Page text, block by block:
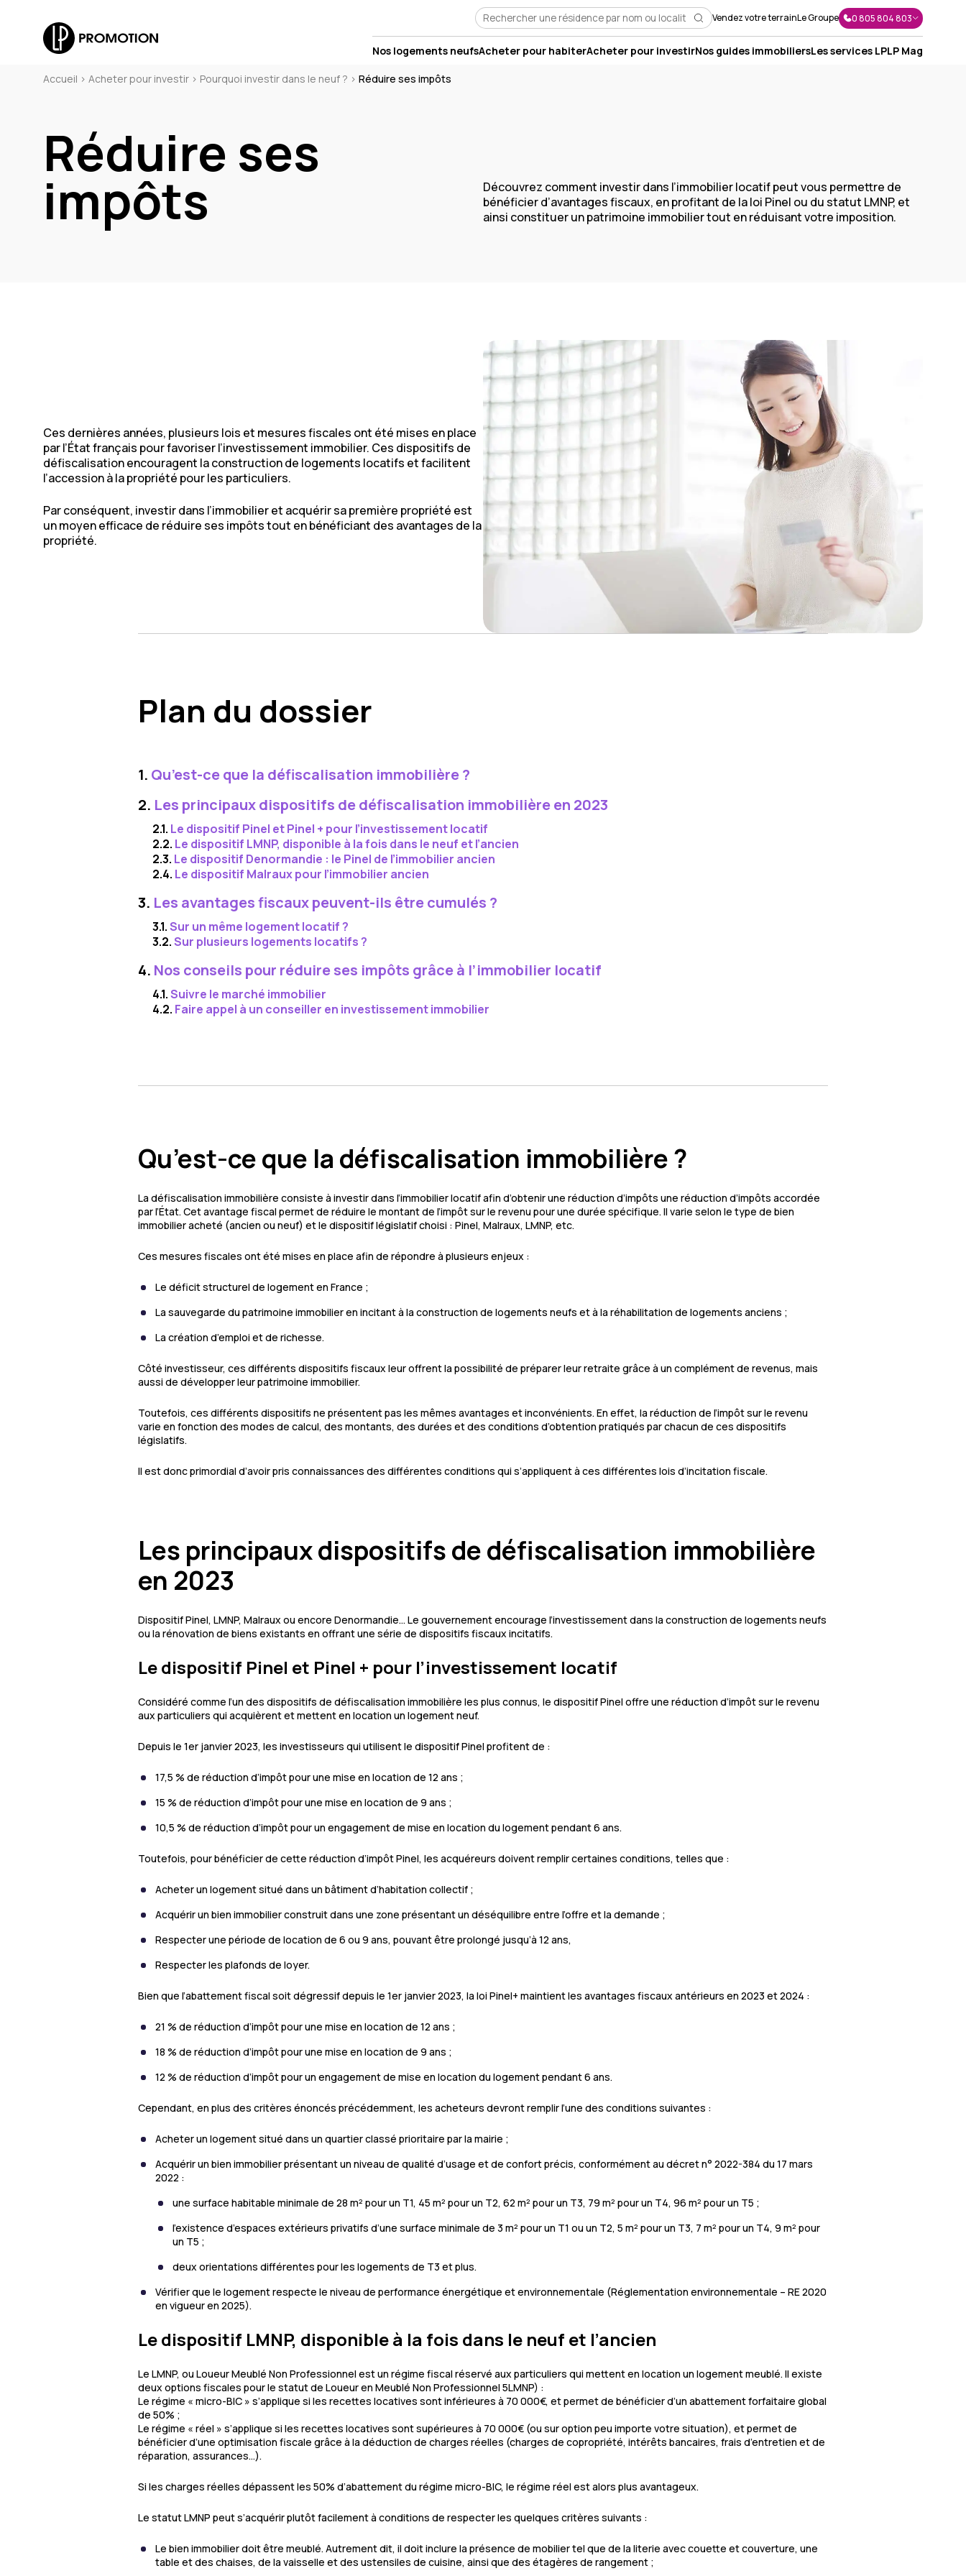
Vendez votre terrainLe Groupe 0 805 804 803
Nos logements neufsAcheter pour habiterAcheter pour investirNos guides immobiliersLes services LPLP Mag
Accueil > Acheter pour investir > Pourquoi investir dans le neuf ? > Réduire ses impôts
Réduire ses
impôts
Découvrez comment investir dans l’immobilier locatif peut vous permettre de
bénéficier d’avantages fiscaux, en profitant de la loi Pinel ou du statut LMNP, et
ainsi constituer un patrimoine immobilier tout en réduisant votre imposition.
Ces dernières années, plusieurs lois et mesures fiscales ont été mises en place
par l’État français pour favoriser l’investissement immobilier. Ces dispositifs de
défiscalisation encouragent la construction de logements locatifs et facilitent
l’accession à la propriété pour les particuliers.
Par conséquent, investir dans l’immobilier et acquérir sa première propriété est
un moyen efficace de réduire ses impôts tout en bénéficiant des avantages de la
propriété.
Plan du dossier
1. Qu’est-ce que la défiscalisation immobilière ?
2. Les principaux dispositifs de défiscalisation immobilière en 2023
2.1. Le dispositif Pinel et Pinel + pour l’investissement locatif
2.2. Le dispositif LMNP, disponible à la fois dans le neuf et l’ancien
2.3. Le dispositif Denormandie : le Pinel de l’immobilier ancien
2.4. Le dispositif Malraux pour l’immobilier ancien
3. Les avantages fiscaux peuvent-ils être cumulés ?
3.1.Sur un même logement locatif ?
3.2.Sur plusieurs logements locatifs ?
4. Nos conseils pour réduire ses impôts grâce à l’immobilier locatif
4.1.Suivre le marché immobilier
4.2. Faire appel à un conseiller en investissement immobilier
Qu’est-ce que la défiscalisation immobilière ?
La défiscalisation immobilière consiste à investir dans l’immobilier locatif afin d’obtenir une réduction d’impôts une réduction d’impôts accordée
par l’État. Cet avantage fiscal permet de réduire le montant de l’impôt sur le revenu pour une durée spécifique. Il varie selon le type de bien
immobilier acheté (ancien ou neuf) et le dispositif législatif choisi : Pinel, Malraux, LMNP, etc.
Ces mesures fiscales ont été mises en place afin de répondre à plusieurs enjeux :
Le déficit structurel de logement en France ;
La sauvegarde du patrimoine immobilier en incitant à la construction de logements neufs et à la réhabilitation de logements anciens ;
La création d’emploi et de richesse.
Côté investisseur, ces différents dispositifs fiscaux leur offrent la possibilité de préparer leur retraite grâce à un complément de revenus, mais
aussi de développer leur patrimoine immobilier.
Toutefois, ces différents dispositifs ne présentent pas les mêmes avantages et inconvénients. En effet, la réduction de l’impôt sur le revenu
varie en fonction des modes de calcul, des montants, des durées et des conditions d’obtention pratiqués par chacun de ces dispositifs
législatifs.
Il est donc primordial d’avoir pris connaissances des différentes conditions qui s’appliquent à ces différentes lois d’incitation fiscale.
Les principaux dispositifs de défiscalisation immobilière
en 2023
Dispositif Pinel, LMNP, Malraux ou encore Denormandie… Le gouvernement encourage l’investissement dans la construction de logements neufs
ou la rénovation de biens existants en offrant une série de dispositifs fiscaux incitatifs.
Le dispositif Pinel et Pinel + pour l’investissement locatif
Considéré comme l’un des dispositifs de défiscalisation immobilière les plus connus, le dispositif Pinel offre une réduction d’impôt sur le revenu
aux particuliers qui acquièrent et mettent en location un logement neuf.
Depuis le 1er janvier 2023, les investisseurs qui utilisent le dispositif Pinel profitent de :
17,5 % de réduction d’impôt pour une mise en location de 12 ans ;
15 % de réduction d’impôt pour une mise en location de 9 ans ;
10,5 % de réduction d’impôt pour un engagement de mise en location du logement pendant 6 ans.
Toutefois, pour bénéficier de cette réduction d’impôt Pinel, les acquéreurs doivent remplir certaines conditions, telles que :
Acheter un logement situé dans un bâtiment d’habitation collectif ;
Acquérir un bien immobilier construit dans une zone présentant un déséquilibre entre l’offre et la demande ;
Respecter une période de location de 6 ou 9 ans, pouvant être prolongé jusqu’à 12 ans,
Respecter les plafonds de loyer.
Bien que l’abattement fiscal soit dégressif depuis le 1er janvier 2023, la loi Pinel+ maintient les avantages fiscaux antérieurs en 2023 et 2024 :
21 % de réduction d’impôt pour une mise en location de 12 ans ;
18 % de réduction d’impôt pour une mise en location de 9 ans ;
12 % de réduction d’impôt pour un engagement de mise en location du logement pendant 6 ans.
Cependant, en plus des critères énoncés précédemment, les acheteurs devront remplir l’une des conditions suivantes :
Acheter un logement situé dans un quartier classé prioritaire par la mairie ;
Acquérir un bien immobilier présentant un niveau de qualité d’usage et de confort précis, conformément au décret n° 2022-384 du 17 mars
2022 :
une surface habitable minimale de 28 m² pour un T1, 45 m² pour un T2, 62 m² pour un T3, 79 m² pour un T4, 96 m² pour un T5 ;
l’existence d’espaces extérieurs privatifs d’une surface minimale de 3 m² pour un T1 ou un T2, 5 m² pour un T3, 7 m² pour un T4, 9 m² pour
un T5 ;
deux orientations différentes pour les logements de T3 et plus.
Vérifier que le logement respecte le niveau de performance énergétique et environnementale (Réglementation environnementale – RE 2020
en vigueur en 2025).
Le dispositif LMNP, disponible à la fois dans le neuf et l’ancien
Le LMNP, ou Loueur Meublé Non Professionnel est un régime fiscal réservé aux particuliers qui mettent en location un logement meublé. Il existe
deux options fiscales pour le statut de Loueur en Meublé Non Professionnel 5LMNP) :
Le régime « micro-BIC » s’applique si les recettes locatives sont inférieures à 70 000€, et permet de bénéficier d’un abattement forfaitaire global
de 50% ;
Le régime « réel » s’applique si les recettes locatives sont supérieures à 70 000€ (ou sur option peu importe votre situation), et permet de
bénéficier d’une optimisation fiscale grâce à la déduction de charges réelles (charges de copropriété, intérêts bancaires, frais d’entretien et de
réparation, assurances…).
Si les charges réelles dépassent les 50% d’abattement du régime micro-BIC, le régime réel est alors plus avantageux.
Le statut LMNP peut s’acquérir plutôt facilement à conditions de respecter les quelques critères suivants :
Le bien immobilier doit être meublé. Autrement dit, il doit inclure la présence de mobilier tel que de la literie avec couette et couverture, une
table et des chaises, de la vaisselle et des ustensiles de cuisine, ainsi que des étagères de rangement ;
Je suis rappelé(e)